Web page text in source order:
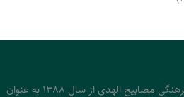
موسسه پژوهشی فرهنگی مصابیح الهدی از سال 1388 به عنوان